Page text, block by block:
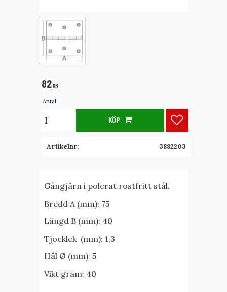
82KR
Antal
KÖP Lägg till i
Artikelnr 3882203
Gångjärn i polerat rostfritt stål.
Bredd A (mm): 75
Längd B (mm): 40
Tjocklek (mm): 1,3
Hål Ø (mm): 5
Vikt gram: 40